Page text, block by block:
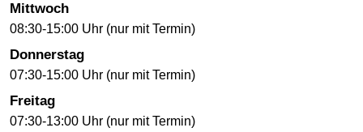
Mittwoch
08:30-15:00 Uhr (nur mit Termin)
Donnerstag
07:30-15:00 Uhr (nur mit Termin)
Freitag
07:30-13:00 Uhr (nur mit Termin)